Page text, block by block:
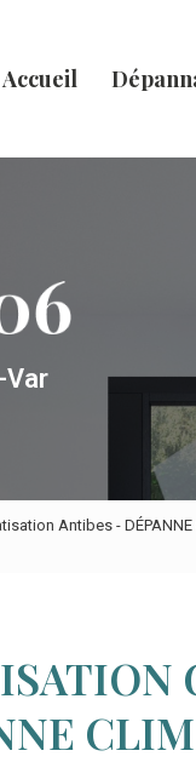
Accueil
Var
Antibes - DÉPANNE